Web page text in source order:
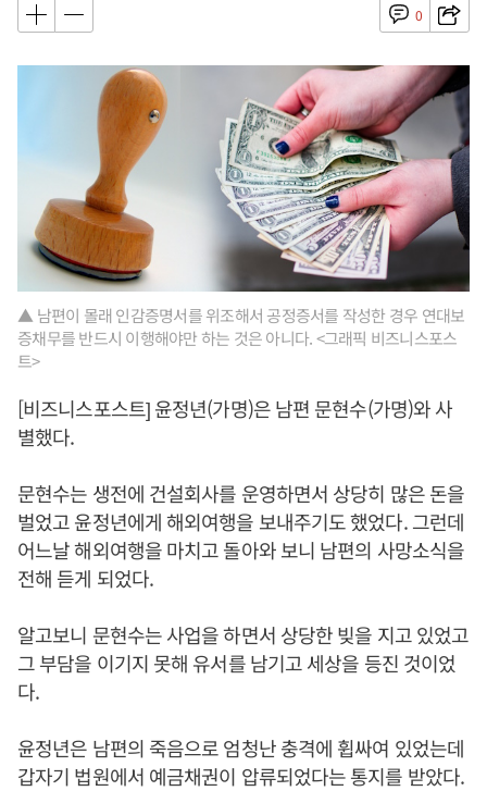
0
▲ 남편이 몰래 인감증명서를 위조해서 공정증서를 작성한 경우 연대보
증채무를 반드시 이행해야만 하는 것은 아니다. <그래픽 비즈니스포스
트>
[비즈니스포스트] 윤정년(가명)은 남편 문현수(가명)와 사
별했다.
문현수는 생전에 건설회사를 운영하면서 상당히 많은 돈을
벌었고 윤정년에게 해외여행을 보내주기도 했었다. 그런데
어느날 해외여행을 마치고 돌아와 보니 남편의 사망소식을
전해 듣게 되었다.
알고보니 문현수는 사업을 하면서 상당한 빚을 지고 있었고
그 부담을 이기지 못해 유서를 남기고 세상을 등진 것이었
다.
윤정년은 남편의 죽음으로 엄청난 충격에 휩싸여 있었는데
갑자기 법원에서 예금채권이 압류되었다는 통지를 받았다.